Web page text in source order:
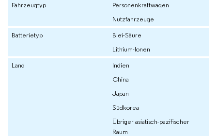
Fahrzeugtyp
Personenkraftwagen
Nutzfahrzeuge
Batterietyp
Blei-Säure
Lithium-Ionen
Land
Indien
China
Japan
Südkorea
Übriger asiatisch-pazifischer
Raum